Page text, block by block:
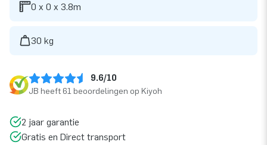
0 x 0 x 3.8m
30 kg
9.6/10
JB heeft 61 beoordelingen op Kiyoh
2 jaar garantie
Gratis en Direct transport